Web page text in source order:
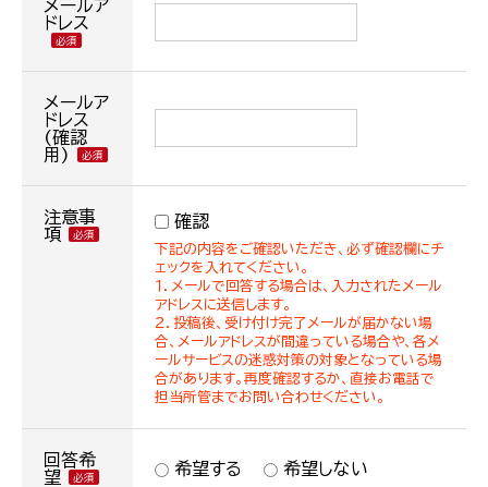
メールア
ドレス
メールア
ドレス
(確認
用)
注意事
項
確認
下記の内容をご確認いただき、必ず確認欄にチ
ェックを入れてください。
１．メールで回答する場合は、入力されたメール
アドレスに送信します。
２．投稿後、受け付け完了メールが届かない場
合、メールアドレスが間違っている場合や、各メ
ールサービスの迷惑対策の対象となっている場
合があります。再度確認するか、直接お電話で
担当所管までお問い合わせください。
回答希
望
希望する 希望しない